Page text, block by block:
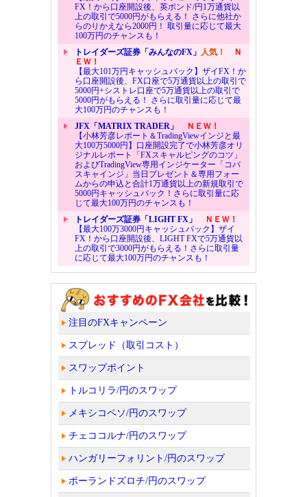
FX！から口座開設後、英ポンド/円1万通貨以
上の取引で5000円がもらえる！ さらに他社か
らのりかえなら2000円！ 取引量に応じて最大
100万円のチャンスも！
トレイダーズ証券「みんなのFX」 人気！
Ｎ
ＥＷ！
【最大101万円キャッシュバック】ザイFX！か
ら口座開設後、FX口座で5万通貨以上の取引で
5000円+シストレ口座で5万通貨以上の取引で
5000円がもらえる！ さらに取引量に応じて最
大100万円のチャンスも！
JFX「MATRIX TRADER」
ＮＥＷ！
【小林芳彦レポート＆TradingViewインジと最
大100万5000円】口座開設完了で小林芳彦オリ
ジナルレポート「FXスキャルピングのコツ」
およびTradingView専用インジケーター「コバ
スキャインジ」当日プレゼント＆専用フォー
ムからの申込と合計1万通貨以上の新規取引で
5000円キャッシュバック！さらに取引量に応
じて最大100万円のチャンスも！
トレイダーズ証券「LIGHT FX」
ＮＥＷ！
【最大100万3000円キャッシュバック】ザイ
FX！から口座開設後、LIGHT FXで5万通貨以
上の取引で3000円がもらえる！さらに取引量
に応じて最大100万円のチャンスも！
注目のFXキャンペーン
スプレッド（取引コスト）
スワップポイント
トルコリラ/円のスワップ
メキシコペソ/円のスワップ
チェココルナ/円のスワップ
ハンガリーフォリント/円のスワップ
ポーランドズロチ/円のスワップ